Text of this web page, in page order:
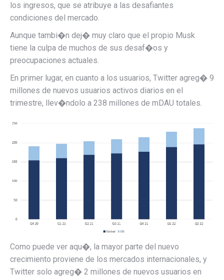
los ingresos, que se atribuye a las desafiantes
condiciones del mercado.
Aunque tambi�n dej� muy claro que el propio Musk
tiene la culpa de muchos de sus desaf�os y
preocupaciones actuales.
En primer lugar, en cuanto a los usuarios, Twitter agreg� 9
millones de nuevos usuarios activos diarios en el
trimestre, llev�ndolo a 238 millones de mDAU totales.
Como puede ver aqu�, la mayor parte del nuevo
crecimiento proviene de los mercados internacionales, y
Twitter solo agreg� 2 millones de nuevos usuarios en